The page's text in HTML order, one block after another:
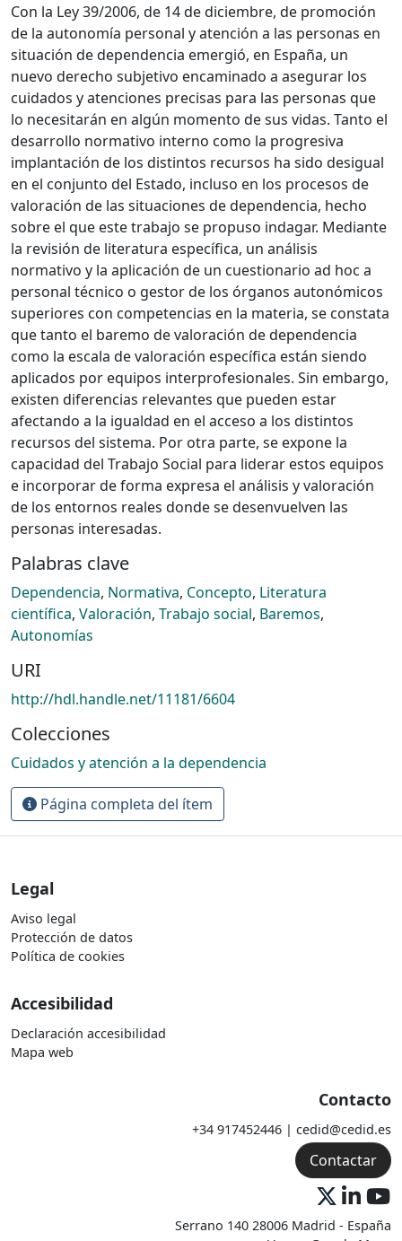
Con la Ley 39/2006, de 14 de diciembre, de promoción
de la autonomía personal y atención a las personas en
situación de dependencia emergió, en España, un
nuevo derecho subjetivo encaminado a asegurar los
cuidados y atenciones precisas para las personas que
lo necesitarán en algún momento de sus vidas. Tanto el
desarrollo normativo interno como la progresiva
implantación de los distintos recursos ha sido desigual
en el conjunto del Estado, incluso en los procesos de
valoración de las situaciones de dependencia, hecho
sobre el que este trabajo se propuso indagar. Mediante
la revisión de literatura específica, un análisis
normativo y la aplicación de un cuestionario ad hoc a
personal técnico o gestor de los órganos autonómicos
superiores con competencias en la materia, se constata
que tanto el baremo de valoración de dependencia
como la escala de valoración específica están siendo
aplicados por equipos interprofesionales. Sin embargo,
existen diferencias relevantes que pueden estar
afectando a la igualdad en el acceso a los distintos
recursos del sistema. Por otra parte, se expone la
capacidad del Trabajo Social para liderar estos equipos
e incorporar de forma expresa el análisis y valoración
de los entornos reales donde se desenvuelven las
personas interesadas.
Palabras clave
Dependencia, Normativa, Concepto, Literatura
científica, Valoración, Trabajo social, Baremos,
Autonomías
URI
http://hdl.handle.net/11181/6604
Colecciones
Cuidados y atención a la dependencia
Página completa del ítem
Legal
Aviso legal
Protección de datos
Política de cookies
Accesibilidad
Declaración accesibilidad
Mapa web
Contacto
+34 917452446 | cedid@cedid.es
Contactar
Serrano 140 28006 Madrid - España